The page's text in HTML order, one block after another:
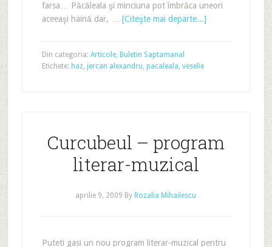
farsa… Păcăleala şi minciuna pot îmbrăca uneori
aceeaşi haină dar, … [Citeşte mai departe...]
Din categoria: Articole, Buletin Saptamanal
Etichete: haz, jercan alexandru, pacaleala, veselie
Curcubeul – program
literar-muzical
aprilie 9, 2009 By Rozalia Mihailescu
Puteti gasi un nou program literar-muzical pentru